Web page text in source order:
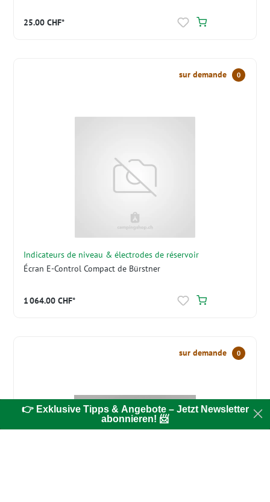
25.00 CHF*
sur demande 0
Indicateurs de niveau & électrodes de réservoir
Écran E-Control Compact de Bürstner
1 064.00 CHF*
sur demande 0
👉 Exklusive Tipps & Angebote – Jetzt Newsletter
abonnieren! 📨